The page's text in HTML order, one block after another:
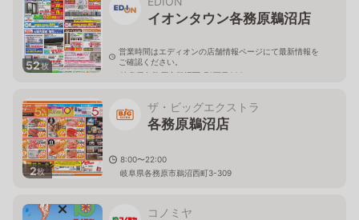
52枚
イオンタウン各務原鵜沼店
営業時間はエディオンの店舗情報ページにて最新情報を
ご確認ください。
岐阜県各務原市鵜沼西町3丁目309
2枚
ザ・ビッグエクストラ
各務原鵜沼店
8:00〜22:00
岐阜県各務原市鵜沼西町3-309
コノミヤ